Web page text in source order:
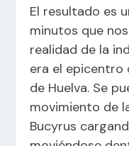
El resultado es
minutos que
realidad de la
era el epicentro
de Huelva. Se
movimiento de
Bucyrus